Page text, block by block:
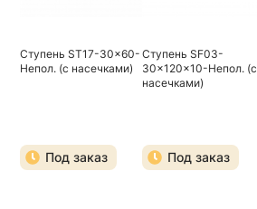
Ступень ST17-30x60-
Непол. (с насечками)
Под заказ
Ступень SF03-
30x120x10-Непол. (с
насечками)
Под заказ